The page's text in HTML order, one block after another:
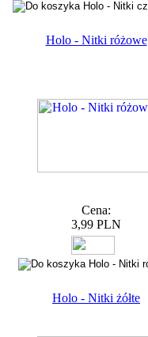
Holo - Nitki różowe
Cena:
3,99 PLN
Holo - Nitki żółte